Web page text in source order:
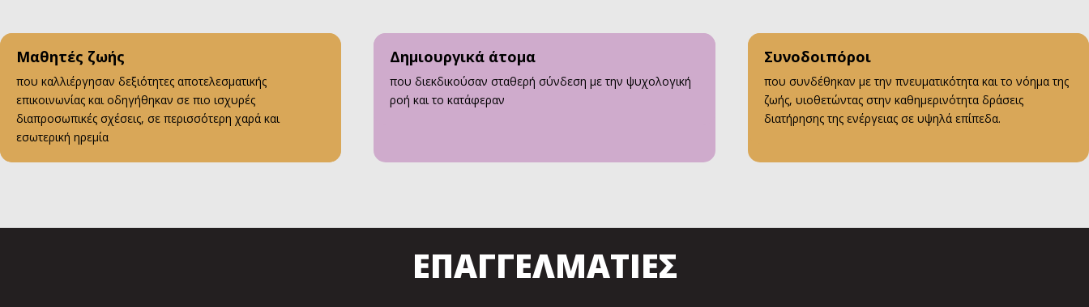
Μαθητές ζωής
που καλλιέργησαν δεξιότητες αποτελεσματικής
επικοινωνίας και οδηγήθηκαν σε πιο ισχυρές
διαπροσωπικές σχέσεις, σε περισσότερη χαρά και
εσωτερική ηρεμία
Δημιουργικά άτομα
που διεκδικούσαν σταθερή σύνδεση με την ψυχολογική
ροή και το κατάφεραν
Συνοδοιπόροι
που συνδέθηκαν με την πνευματικότητα και το νόημα της
ζωής, υιοθετώντας στην καθημερινότητα δράσεις
διατήρησης της ενέργειας σε υψηλά επίπεδα.
ΕΠΑΓΓΕΛΜΑΤΙΕΣ